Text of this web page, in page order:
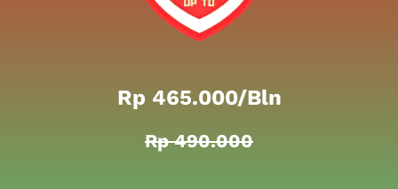
Rp 465.000/bln
Rp 490.000